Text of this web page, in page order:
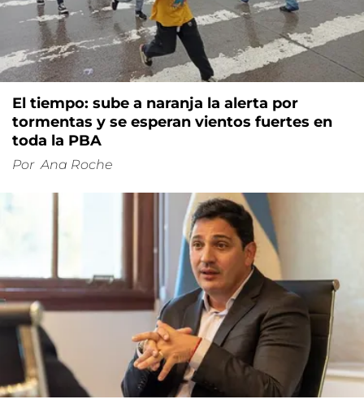
El tiempo: sube a naranja la alerta por
tormentas y se esperan vientos fuertes en
toda la PBA
Por Ana Roche